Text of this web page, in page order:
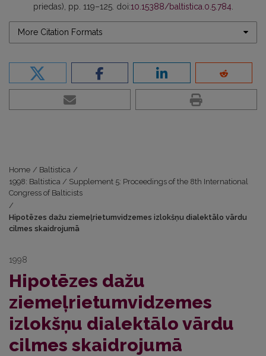
priedas), pp. 119–125. doi:10.15388/baltistica.0.5.784.
More Citation Formats
Home / Baltistica /
1998: Baltistica / Supplement 5: Proceedings of the 8th International
Congress of Balticists
/
Hipotēzes dažu ziemeļrietumvidzemes izlokšņu dialektālo vārdu
cilmes skaidrojumā
1998
Hipotēzes dažu
ziemeļrietumvidzemes
izlokšņu dialektālo vārdu
cilmes skaidrojumā